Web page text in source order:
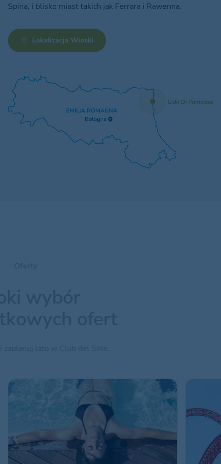
Spina, i blisko miast takich jak Ferrara i Rawenna.
Lokalizacja Wioski